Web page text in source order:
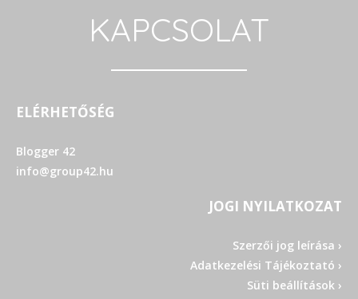
KAPCSOLAT
ELÉRHETŐSÉG
Blogger 42
info@group42.hu
JOGI NYILATKOZAT
Szerzői jog leírása ›
Adatkezelési Tájékoztató ›
Süti beállítások ›